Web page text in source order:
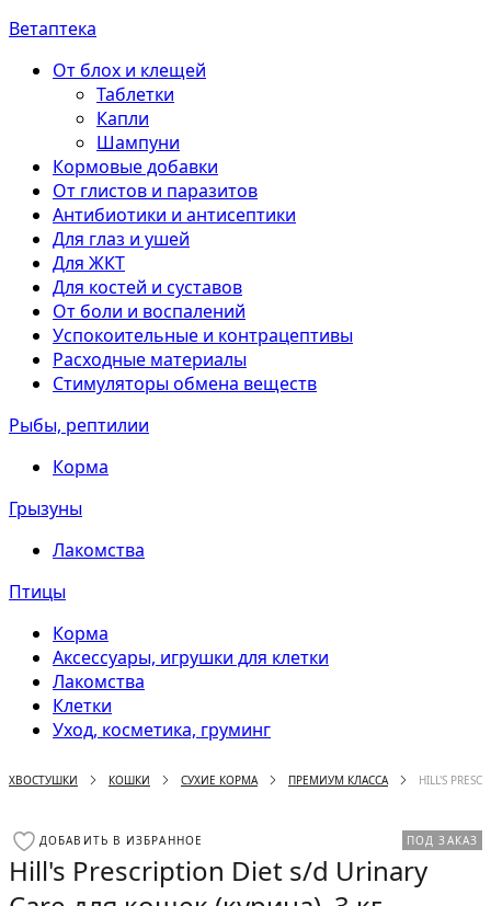
Ветаптека
От блох и клещей
Таблетки
Капли
Шампуни
Кормовые добавки
От глистов и паразитов
Антибиотики и антисептики
Для глаз и ушей
Для ЖКТ
Для костей и суставов
От боли и воспалений
Успокоительные и контрацептивы
Расходные материалы
Стимуляторы обмена веществ
Рыбы, рептилии
Корма
Грызуны
Лакомства
Птицы
Корма
Аксессуары, игрушки для клетки
Лакомства
Клетки
Уход, косметика, груминг
ХВОСТУШКИ КОШКИ СУХИЕ КОРМА ПРЕМИУМ КЛАССА HILL'S
ДОБАВИТЬ В ИЗБРАННОЕ ПОД ЗАКАЗ
Hill's Prescription Diet s/d Urinary